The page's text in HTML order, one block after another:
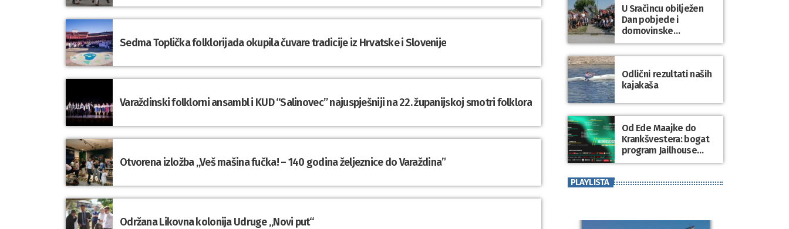
Sedma Toplička folklorijada okupila čuvare tradicije iz Hrvatske i Slovenije
Varaždinski folklorni ansambl i KUD “Salinovec” najuspješniji na 22. županijskoj smotri folklora
Otvorena izložba „Veš mašina fučka! – 140 godina željeznice do Varaždina”
Održana Likovna kolonija Udruge „Novi put“
U Sračincu obilježen
Dan pobjede i
domovinske
zahvalnosti te Dan
hrvatskih branitelja
Odlični rezultati naših
kajakaša
Od Ede Maajke do
Krankšvestera: bogat
program Jailhouse
Festivala 2026. u
PLAYLISTA